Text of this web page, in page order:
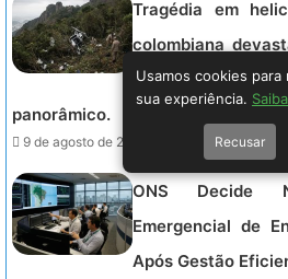
Tragédia em
colombiana
matou três
panorâmico.
9 de agosto de 2026 - 12:16.
ONS Decide
Emergencial de
Após Gestão
Usamos cookies para
sua experiência.
Recusar